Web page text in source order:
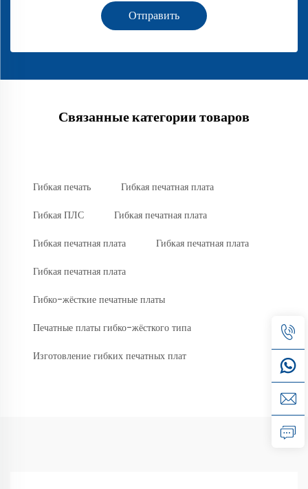
Отправить
Связанные категории товаров
Гибкая печать Гибкая печатная плата
Гибкая ПЛС Гибкая печатная плата
Гибкая печатная плата Гибкая печатная плата
Гибкая печатная плата
Гибко-жёсткие печатные платы
Печатные платы гибко-жёсткого типа
Изготовление гибких печатных плат